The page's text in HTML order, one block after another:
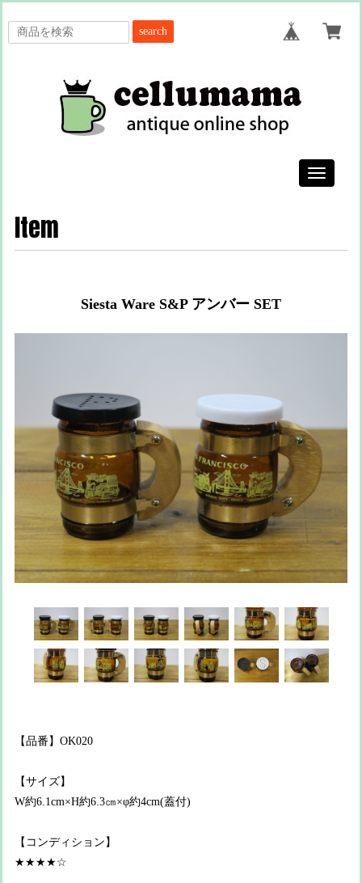
search
Toggle
Item
Siesta Ware S&P アンバー SET
【品番】OK020
【サイズ】
W約6.1cm×H約6.3㎝×φ約4cm(蓋付)
【コンディション】
★★★★☆